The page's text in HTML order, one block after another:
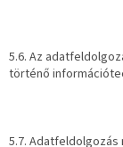
5.6. Az
történő
5.7.